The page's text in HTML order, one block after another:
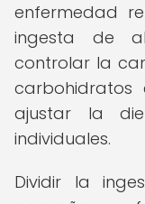
enfermedad
ingesta de
controlar la
carbohidratos
ajustar la
individuales.
Dividir la